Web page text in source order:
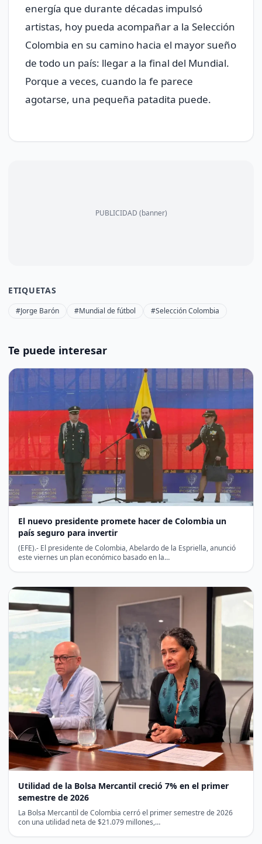
energía que durante décadas impulsó
artistas, hoy pueda acompañar a la Selección
Colombia en su camino hacia el mayor sueño
de todo un país: llegar a la final del Mundial.
Porque a veces, cuando la fe parece
agotarse, una pequeña patadita puede.
PUBLICIDAD (banner)
ETIQUETAS
#Jorge Barón #Mundial de fútbol #Selección Colombia
Te puede interesar
El nuevo presidente promete hacer de Colombia un
país seguro para invertir
(EFE).- El presidente de Colombia, Abelardo de la Espriella, anunció
este viernes un plan económico basado en la…
Utilidad de la Bolsa Mercantil creció 7% en el primer
semestre de 2026
La Bolsa Mercantil de Colombia cerró el primer semestre de 2026
con una utilidad neta de $21.079 millones,…